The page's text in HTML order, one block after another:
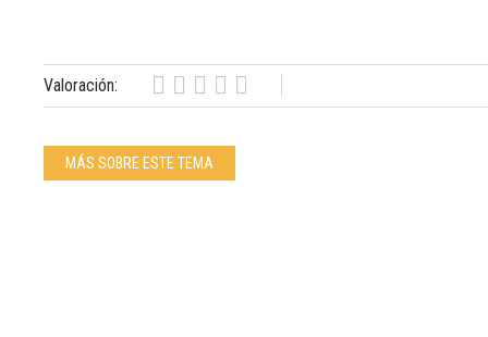
Valoración:
MÁS SOBRE ESTE TEMA